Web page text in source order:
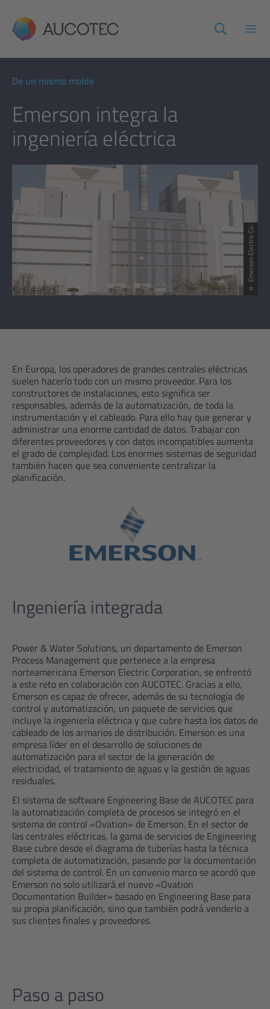
AUCOTEC
De un mismo molde
Emerson integra la
ingeniería eléctrica
© Emerson Electric Co.
En Europa, los operadores de grandes centrales eléctricas
suelen hacerlo todo con un mismo proveedor. Para los
constructores de instalaciones, esto significa ser
responsables, además de la automatización, de toda la
instrumentación y el cableado. Para ello hay que generar y
administrar una enorme cantidad de datos. Trabajar con
diferentes proveedores y con datos incompatibles aumenta
el grado de complejidad. Los enormes sistemas de seguridad
también hacen que sea conveniente centralizar la
planificación.
Ingeniería integrada
Power & Water Solutions, un departamento de Emerson
Process Management que pertenece a la empresa
norteamericana Emerson Electric Corporation, se enfrentó
a este reto en colaboración con AUCOTEC. Gracias a ello,
Emerson es capaz de ofrecer, además de su tecnología de
control y automatización, un paquete de servicios que
incluye la ingeniería eléctrica y que cubre hasta los datos de
cableado de los armarios de distribución. Emerson es una
empresa líder en el desarrollo de soluciones de
automatización para el sector de la generación de
electricidad, el tratamiento de aguas y la gestión de aguas
residuales.
El sistema de software Engineering Base de AUCOTEC para
la automatización completa de procesos se integró en el
sistema de control «Ovation» de Emerson. En el sector de
las centrales eléctricas, la gama de servicios de Engineering
Base cubre desde el diagrama de tuberías hasta la técnica
completa de automatización, pasando por la documentación
del sistema de control. En un convenio marco se acordó que
Emerson no solo utilizará el nuevo «Ovation
Documentation Builder» basado en Engineering Base para
su propia planificación, sino que también podrá venderlo a
sus clientes finales y proveedores.
Paso a paso